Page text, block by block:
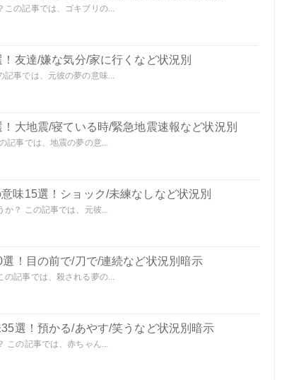
この記事では、ゴキブリの...
友達/嫌な気分/家に行くなど状況別
記事では、元彼の夢の意味...
大地震/寝ている時/緊急地震速報など状況別
記事では、地震の夢の意...
味15選！ショック/未練なしなど状況別
か？ この記事では、元彼...
選！目の前で/刀で/連続など状況別暗示
の記事では、殺される夢の...
選！預かる/あやす/笑うなど状況別暗示
この記事では、赤ちゃん...